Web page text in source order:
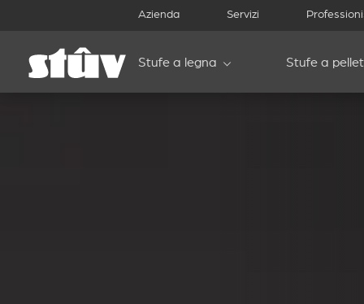
Azienda Servizi
Stufe a legna Stufe a pellet